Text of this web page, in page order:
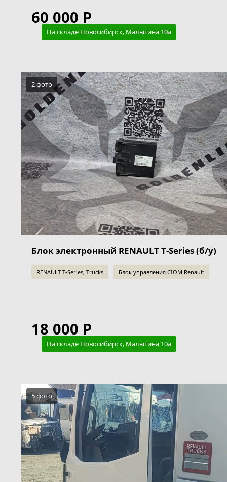
60 000 Р
На складе Новосибирск, Малыгина 10а
2 фото
Блок электронный RENAULT T-Series (б/у)
RENAULT T-Series, Trucks Блок управления CIOM Renault
18 000 Р
На складе Новосибирск, Малыгина 10а
5 фото